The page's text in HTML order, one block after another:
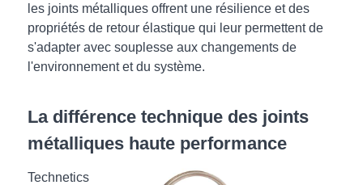
les joints métalliques offrent une résilience et des
propriétés de retour élastique qui leur permettent de
s'adapter avec souplesse aux changements de
l'environnement et du système.
La différence technique des joints
métalliques haute performance
Technetics